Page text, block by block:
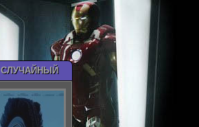
СЛУЧАЙНЫЙ